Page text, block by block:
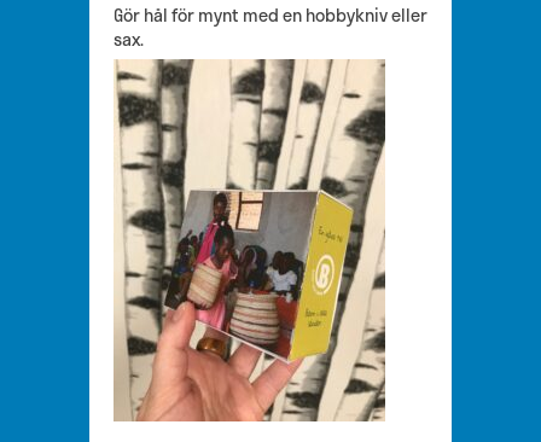
Gör hål för mynt med en hobbykniv eller
sax.